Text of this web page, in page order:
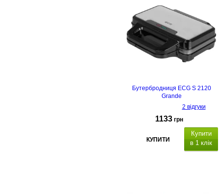
Бутербродниця ECG S 2120
Grande
2 відгуки
1133 грн
КУПИТИ
Купити
в 1 клік